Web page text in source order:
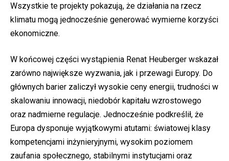
Wszystkie te projekty pokazują, że działania na rzecz
klimatu mogą jednocześnie generować wymierne korzyści
ekonomiczne.
W końcowej części wystąpienia Renat Heuberger wskazał
zarówno największe wyzwania, jak i przewagi Europy. Do
głównych barier zaliczył wysokie ceny energii, trudności w
skalowaniu innowacji, niedobór kapitału wzrostowego
oraz nadmierne regulacje. Jednocześnie podkreślił, że
Europa dysponuje wyjątkowymi atutami: światowej klasy
kompetencjami inżynieryjnymi, wysokim poziomem
zaufania społecznego, stabilnymi instytucjami oraz